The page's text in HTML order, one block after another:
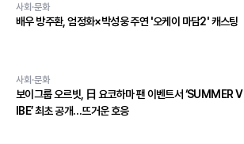
사회·문화
배우 방주환, 엄정화×박성웅 주연 '오케이 마담2' 캐스팅
사회·문화
보이그룹 오르빗, 日 요코하마 팬 이벤트서 ‘SUMMER V
IBE’ 최초 공개…뜨거운 호응